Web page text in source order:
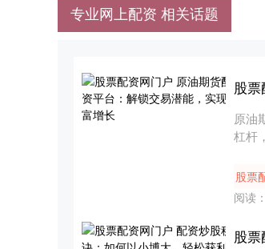
专业网上配资 相关话题
股
原油
杠杆
股票
阅读：
股